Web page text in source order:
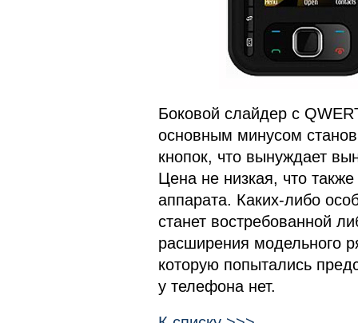
Боковой слайдер с
основным минусом
кнопок, что вынуждает
Цена не низкая, что также
аппарата. Каких-либо
станет востребованной
расширения модельного
которую попытались
у телефона нет.